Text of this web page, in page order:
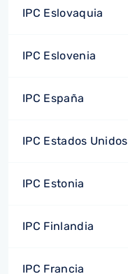
IPC Eslovaquia
IPC Eslovenia
IPC España
IPC Estados Unidos
IPC Estonia
IPC Finlandia
IPC Francia